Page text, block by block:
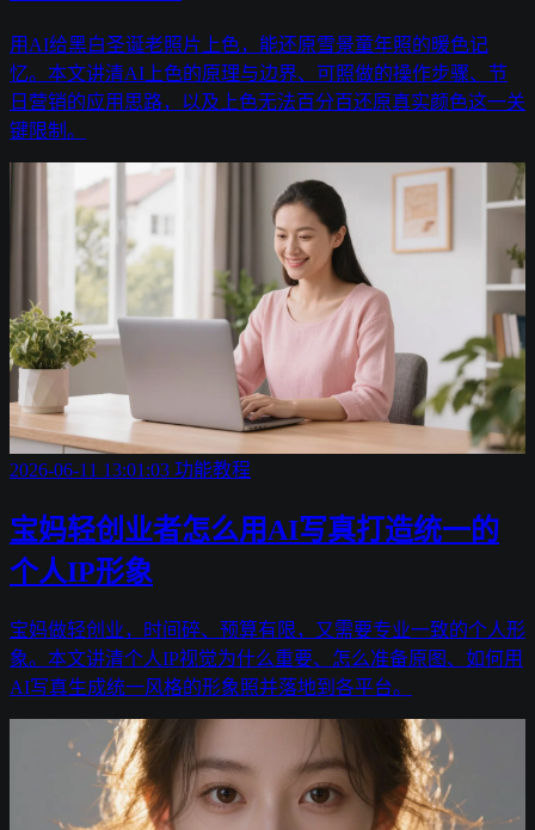
用AI给黑白圣诞老照片上色，能还原雪景童年照的暖色记
忆。本文讲清AI上色的原理与边界、可照做的操作步骤、节
日营销的应用思路，以及上色无法百分百还原真实颜色这一关
键限制。
2026-06-11 13:01:03 功能教程
宝妈轻创业者怎么用AI写真打造统一的
个人IP形象
宝妈做轻创业，时间碎、预算有限，又需要专业一致的个人形
象。本文讲清个人IP视觉为什么重要、怎么准备原图、如何用
AI写真生成统一风格的形象照并落地到各平台。